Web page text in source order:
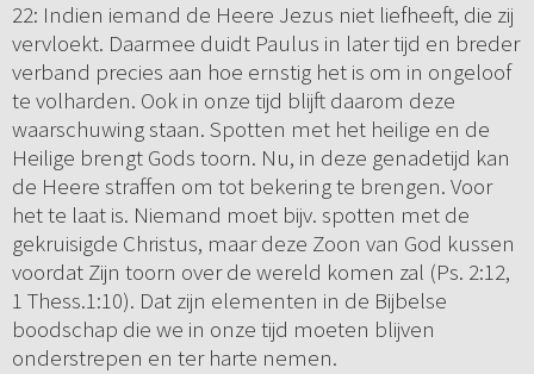
22: Indien iemand de Heere Jezus niet liefheeft, die zij
vervloekt. Daarmee duidt Paulus in later tijd en breder
verband precies aan hoe ernstig het is om in ongeloof
te volharden. Ook in onze tijd blijft daarom deze
waarschuwing staan. Spotten met het heilige en de
Heilige brengt Gods toorn. Nu, in deze genadetijd kan
de Heere straffen om tot bekering te brengen. Voor
het te laat is. Niemand moet bijv. spotten met de
gekruisigde Christus, maar deze Zoon van God kussen
voordat Zijn toorn over de wereld komen zal (Ps. 2:12,
1 Thess.1:10). Dat zijn elementen in de Bijbelse
boodschap die we in onze tijd moeten blijven
onderstrepen en ter harte nemen.